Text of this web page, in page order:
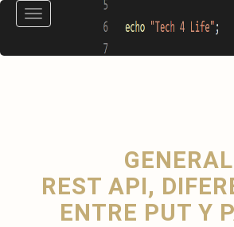
PasarToggle
GENERAL
REST API,
ENTRE PUT Y